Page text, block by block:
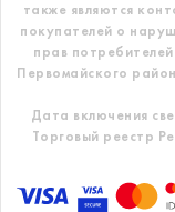
также являются
покупателей о
прав
Первомайского
Дата включения
Торговый реестр